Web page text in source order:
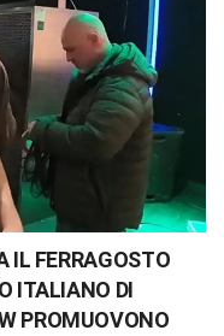
IL FERRAGOSTO
ITALIANO DI
PROMUOVONO